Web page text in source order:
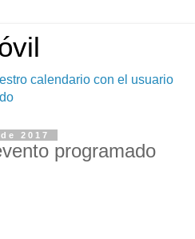
calendario con el usuario
2017
programado